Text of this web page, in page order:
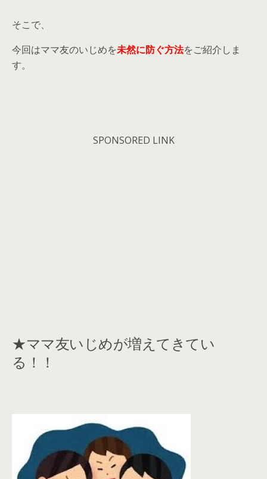
そこで、
今回はママ友のいじめを未然に防ぐ方法をご紹介しま
す。
SPONSORED LINK
★ママ友いじめが増えてきてい
る！！